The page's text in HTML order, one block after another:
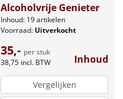
Alcoholvrije Genieter
Inhoud: 19 artikelen
Voorraad: Uitverkocht
35,- per stuk
38,75 incl. BTW Inhoud
Vergelijken